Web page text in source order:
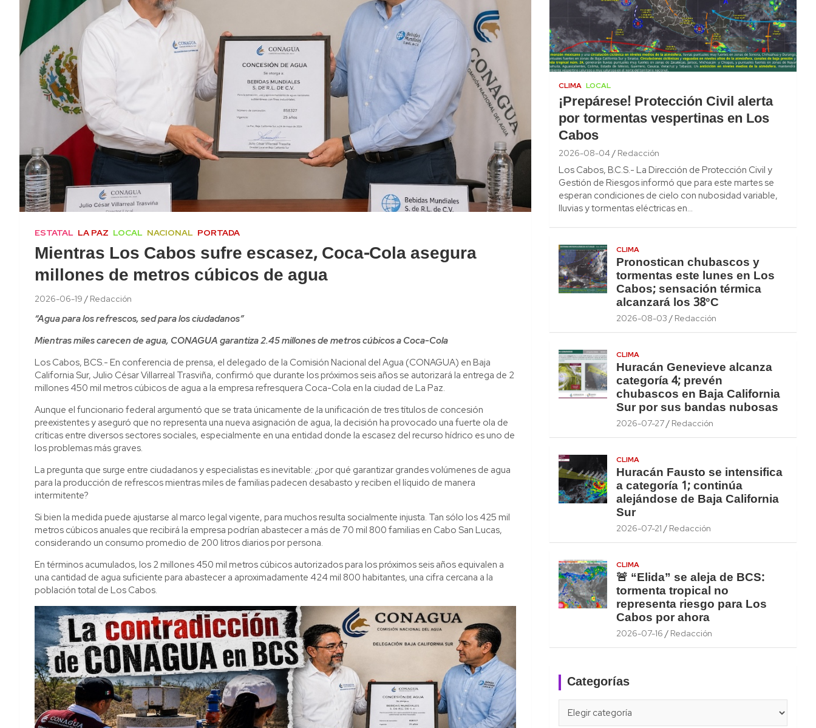
ESTATAL LA PAZ LOCAL NACIONAL PORTADA
Mientras Los Cabos sufre escasez, Coca-Cola asegura
millones de metros cúbicos de agua
2026-06-19 Redacción
“Agua para los refrescos, sed para los ciudadanos”
Mientras miles carecen de agua, CONAGUA garantiza 2.45 millones de metros cúbicos a Coca-Cola
Los Cabos, BCS.- En conferencia de prensa, el delegado de la Comisión Nacional del Agua (CONAGUA) en Baja
California Sur, Julio César Villarreal Trasviña, confirmó que durante los próximos seis años se autorizará la entrega de 2
millones 450 mil metros cúbicos de agua a la empresa refresquera Coca-Cola en la ciudad de La Paz.
Aunque el funcionario federal argumentó que se trata únicamente de la unificación de tres títulos de concesión
preexistentes y aseguró que no representa una nueva asignación de agua, la decisión ha provocado una fuerte ola de
críticas entre diversos sectores sociales, especialmente en una entidad donde la escasez del recurso hídrico es uno de
los problemas más graves.
La pregunta que surge entre ciudadanos y especialistas es inevitable: ¿por qué garantizar grandes volúmenes de agua
para la producción de refrescos mientras miles de familias padecen desabasto y reciben el líquido de manera
intermitente?
Si bien la medida puede ajustarse al marco legal vigente, para muchos resulta socialmente injusta. Tan sólo los 425 mil
metros cúbicos anuales que recibirá la empresa podrían abastecer a más de 70 mil 800 familias en Cabo San Lucas,
considerando un consumo promedio de 200 litros diarios por persona.
En términos acumulados, los 2 millones 450 mil metros cúbicos autorizados para los próximos seis años equivalen a
una cantidad de agua suficiente para abastecer a aproximadamente 424 mil 800 habitantes, una cifra cercana a la
población total de Los Cabos.
CLIMA LOCAL
¡Prepárese! Protección Civil alerta
por tormentas vespertinas en Los
Cabos
2026-08-04 Redacción
Los Cabos, B.C.S.- La Dirección de Protección Civil y
Gestión de Riesgos informó que para este martes se
esperan condiciones de cielo con nubosidad variable,
lluvias y tormentas eléctricas en…
CLIMA
Pronostican chubascos y
tormentas este lunes en Los
Cabos; sensación térmica
alcanzará los 38°C
2026-08-03 Redacción
CLIMA
Huracán Genevieve alcanza
categoría 4; prevén
chubascos en Baja California
Sur por sus bandas nubosas
2026-07-27 Redacción
CLIMA
Huracán Fausto se intensifica
a categoría 1; continúa
alejándose de Baja California
Sur
2026-07-21 Redacción
CLIMA
🚨 “Elida” se aleja de BCS:
tormenta tropical no
representa riesgo para Los
Cabos por ahora
2026-07-16 Redacción
Categorías